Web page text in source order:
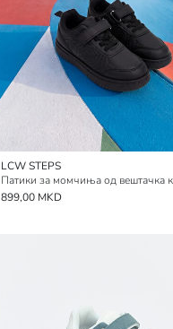
LCW STEPS
Патики за момчиња од вештачка
899,00 MKD